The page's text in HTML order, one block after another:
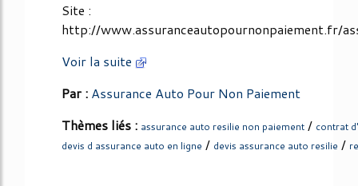
Site :
http://www.assuranceautopournonpaiement.fr/
Voir la suite
Par : Assurance Auto Pour Non Paiement
Thèmes liés : assurance auto resilie non paiement / contrat
devis d assurance auto en ligne / devis assurance auto resilie /